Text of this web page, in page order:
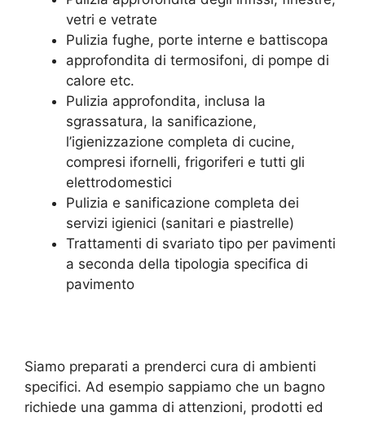
vetri e vetrate
Pulizia fughe, porte interne e battiscopa
approfondita di termosifoni, di pompe di
calore etc.
Pulizia approfondita, inclusa la
sgrassatura, la sanificazione,
l’igienizzazione completa di cucine,
compresi ifornelli, frigoriferi e tutti gli
elettrodomestici
Pulizia e sanificazione completa dei
servizi igienici (sanitari e piastrelle)
Trattamenti di svariato tipo per pavimenti
a seconda della tipologia specifica di
pavimento
Siamo preparati a prenderci cura di ambienti
specifici. Ad esempio sappiamo che un bagno
richiede una gamma di attenzioni, prodotti ed